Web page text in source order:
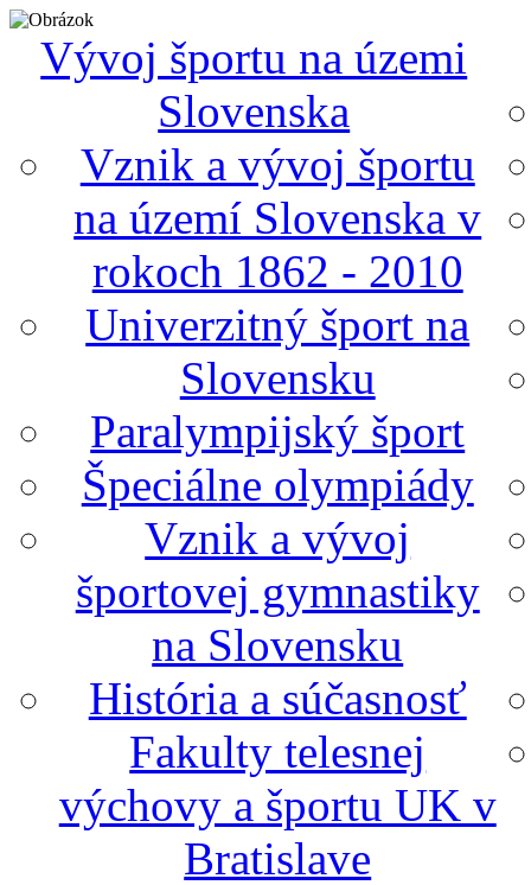
Vývoj športu na územi
Slovenska
Vznik a vývoj športu
na území Slovenska v
rokoch 1862 - 2010
Univerzitný šport na
Slovensku
Paralympijský šport
Špeciálne olympiády
Vznik a vývoj
športovej gymnastiky
na Slovensku
História a súčasnosť
Fakulty telesnej
výchovy a športu UK v
Bratislave